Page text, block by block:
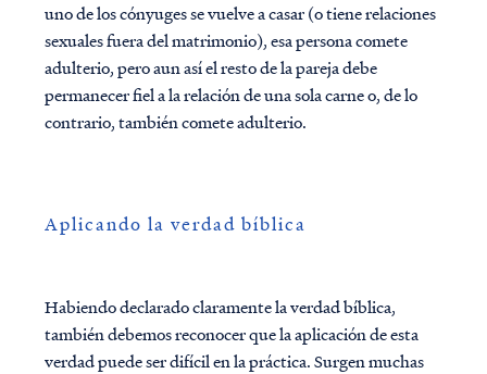
uno de los cónyuges se vuelve a casar (o tiene relaciones
sexuales fuera del matrimonio), esa persona comete
adulterio, pero aun así el resto de la pareja debe
permanecer fiel a la relación de una sola carne o, de lo
contrario, también comete adulterio.
Aplicando la verdad bíblica
Habiendo declarado claramente la verdad bíblica,
también debemos reconocer que la aplicación de esta
verdad puede ser difícil en la práctica. Surgen muchas